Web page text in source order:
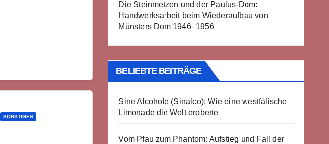
SONSTIGES
Die Steinmetzen und der Paulus-Dom:
Handwerksarbeit beim Wiederaufbau von
Münsters Dom 1946–1956
BELIEBTE BEITRÄGE
Sine Alcohole (Sinalco): Wie eine westfälische
Limonade die Welt eroberte
Vom Pfau zum Phantom: Aufstieg und Fall der